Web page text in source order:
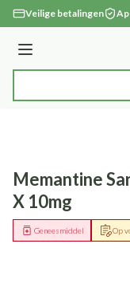
Ga naar de inhoud
Veilige betalingen
Menu
Memantine
X 10mg
Op
Geneesmiddel